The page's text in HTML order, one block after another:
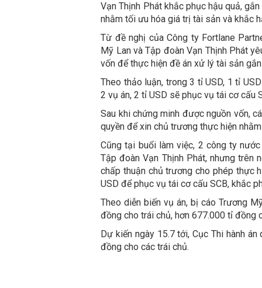
Vạn Thịnh Phát khắc phục hậu quả,
nhằm tối ưu hóa giá trị tài sản và khắc
Từ đề nghị của Công ty Fortlane
Mỹ Lan và Tập đoàn Vạn Thịnh Phát
vốn để thực hiện đề án xử lý tài sản
Theo thảo luận, trong 3 tỉ USD, 1 tỉ
2 vụ án, 2 tỉ USD sẽ phục vụ tái cơ cấu
Sau khi chứng minh được nguồn vốn,
quyền để xin chủ trương thực hiện
Cũng tại buổi làm việc, 2 công ty
Tập đoàn Vạn Thịnh Phát, nhưng trên
chấp thuận chủ trương cho phép thực
USD để phục vụ tái cơ cấu SCB, khắc
Theo diễn biến vụ án, bị cáo Trương
đồng cho trái chủ, hơn 677.000 tỉ đồng
Dự kiến ngày 15.7 tới, Cục Thi hành
đồng cho các trái chủ.